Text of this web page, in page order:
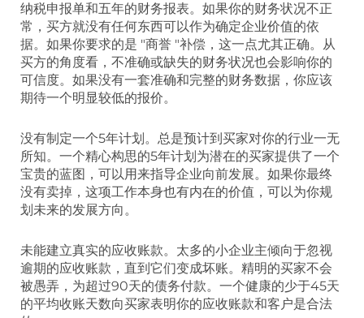
纳税申报单和五年的财务报表。如果你的财务状况不正
常，买方就没有任何东西可以作为确定企业价值的依
据。如果你要求的是 "商誉 "补偿，这一点尤其正确。从
买方的角度看，不准确或缺失的财务状况也会影响你的
可信度。如果没有一套准确和完整的财务数据，你应该
期待一个明显较低的报价。
没有制定一个5年计划。总是预计到买家对你的行业一无
所知。一个精心构思的5年计划为潜在的买家提供了一个
宝贵的蓝图，可以用来指导企业向前发展。如果你最终
没有卖掉，这项工作本身也有内在的价值，可以为你规
划未来的发展方向。
未能建立真实的应收账款。太多的小企业主倾向于忽视
逾期的应收账款，直到它们变成坏账。精明的买家不会
被愚弄，为超过90天的债务付款。一个健康的少于45天
的平均收账天数向买家表明你的应收账款和客户是合法